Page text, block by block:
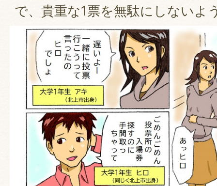
で、貴重な1票を無駄にしないよ